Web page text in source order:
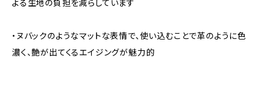
よる生地の負担を減らしています
・ヌバックのようなマットな表情で、使い込むことで革のように色
濃く、艶が出てくるエイジングが魅力的